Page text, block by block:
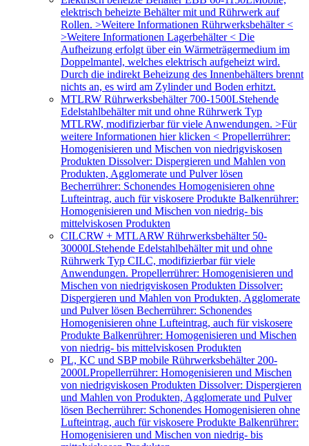
elektrisch beheizte Behälter mit und Rührwerk auf
Rollen. >Weitere Informationen Rührwerksbehälter <
>Weitere Informationen Lagerbehälter < Die
Aufheizung erfolgt über ein Wärmeträgermedium im
Doppelmantel, welches elektrisch aufgeheizt wird.
Durch die indirekt Beheizung des Innenbehälters brennt
nichts an, es wird am Zylinder und Boden erhitzt.
MTLRW Rührwerksbehälter 700-1500LStehende
Edelstahlbehälter mit und ohne Rührwerk Typ
MTLRW, modifizierbar für viele Anwendungen. >Für
weitere Informationen hier klicken < Propellerrührer:
Homogenisieren und Mischen von niedrigviskosen
Produkten Dissolver: Dispergieren und Mahlen von
Produkten, Agglomerate und Pulver lösen
Becherrührer: Schonendes Homogenisieren ohne
Lufteintrag, auch für viskosere Produkte Balkenrührer:
Homogenisieren und Mischen von niedrig- bis
mittelviskosen Produkten
CILCRW + MTLARW Rührwerksbehälter 50-
30000LStehende Edelstahlbehälter mit und ohne
Rührwerk Typ CILC, modifizierbar für viele
Anwendungen. Propellerrührer: Homogenisieren und
Mischen von niedrigviskosen Produkten Dissolver:
Dispergieren und Mahlen von Produkten, Agglomerate
und Pulver lösen Becherrührer: Schonendes
Homogenisieren ohne Lufteintrag, auch für viskosere
Produkte Balkenrührer: Homogenisieren und Mischen
von niedrig- bis mittelviskosen Produkten
PL, KC und SBP mobile Rührwerksbehälter 200-
2000LPropellerrührer: Homogenisieren und Mischen
von niedrigviskosen Produkten Dissolver: Dispergieren
und Mahlen von Produkten, Agglomerate und Pulver
lösen Becherrührer: Schonendes Homogenisieren ohne
Lufteintrag, auch für viskosere Produkte Balkenrührer:
Homogenisieren und Mischen von niedrig- bis